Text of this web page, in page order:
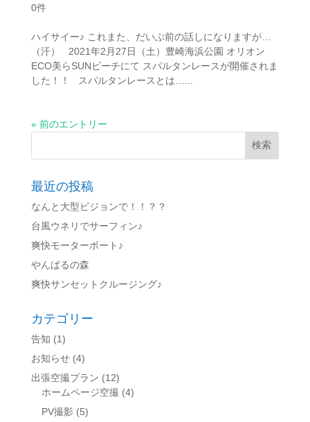
0件
ハイサイー♪ これまた、だいぶ前の話しになりますが…
（汗） 2021年2月27日（土）豊崎海浜公園 オリオン
ECO美らSUNビーチにて スパルタンレースが開催されま
した！！ スパルタンレースとは…...
« 前のエントリー
最近の投稿
なんと大型ビジョンで！！？？
台風ウネリでサーフィン♪
爽快モーターボート♪
やんばるの森
爽快サンセットクルージング♪
カテゴリー
告知 (1)
お知らせ(4)
出張空撮プラン (12)
ホームページ空撮 (4)
PV撮影(5)